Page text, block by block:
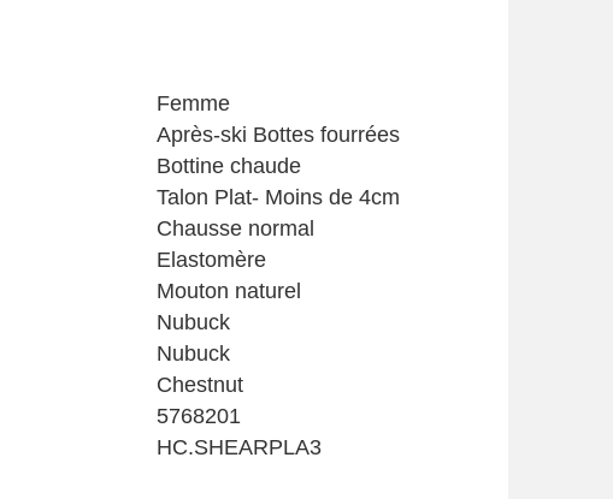
Femme
Après-ski Bottes fourrées
Bottine chaude
Talon Plat- Moins de 4cm
Chausse normal
Elastomère
Mouton naturel
Nubuck
Nubuck
Chestnut
5768201
HC.SHEARPLA3